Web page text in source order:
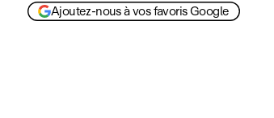
Ajoutez-nous à vos favoris Google